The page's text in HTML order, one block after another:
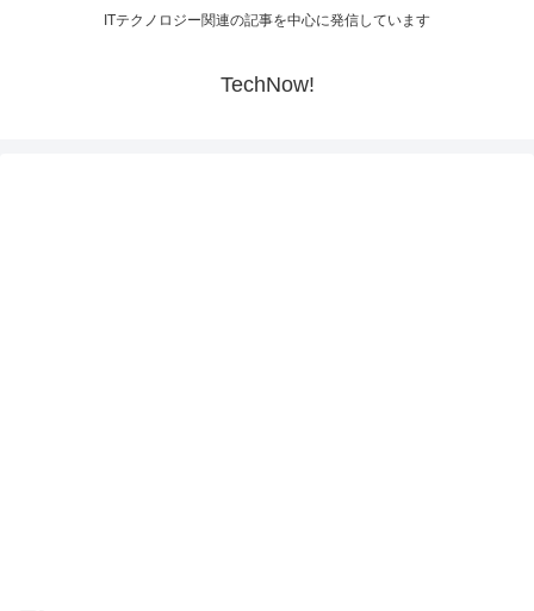
ITテクノロジー関連の記事を中心に発信しています
TechNow!